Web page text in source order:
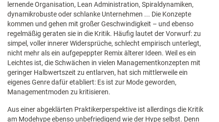
lernende Organisation, Lean Administration, Spiraldynamiken,
dynamikrobuste oder schlanke Unternehmen ... Die Konzepte
kommen und gehen mit großer Geschwindigkeit – und ebenso
regelmäßig geraten sie in die Kritik. Häufig lautet der Vorwurf: zu
simpel, voller innerer Widersprüche, schlecht empirisch unterlegt,
nicht mehr als ein aufgepeppter Remix älterer Ideen. Weil es ein
Leichtes ist, die Schwächen in vielen Managementkonzepten mit
geringer Halbwertszeit zu entlarven, hat sich mittlerweile ein
eigenes Genre dafür etabliert: Es ist zur Mode geworden,
Managementmoden zu kritisieren.
Aus einer abgeklärten Praktikerperspektive ist allerdings die Kritik
am Modehype ebenso unbefriedigend wie der Hype selbst. Denn